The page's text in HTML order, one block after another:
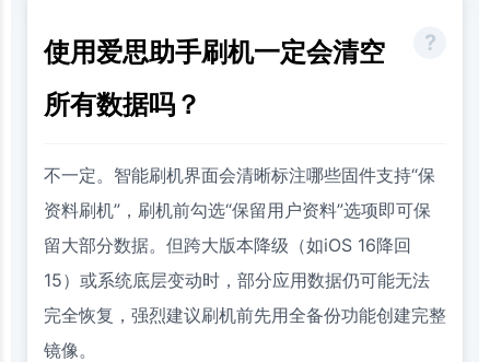
使用爱思助手刷机一定会清空
所有数据吗？
不一定。智能刷机界面会清晰标注哪些固件支持“保
资料刷机”，刷机前勾选“保留用户资料”选项即可保
留大部分数据。但跨大版本降级（如iOS 16降回
15）或系统底层变动时，部分应用数据仍可能无法
完全恢复，强烈建议刷机前先用全备份功能创建完整
镜像。